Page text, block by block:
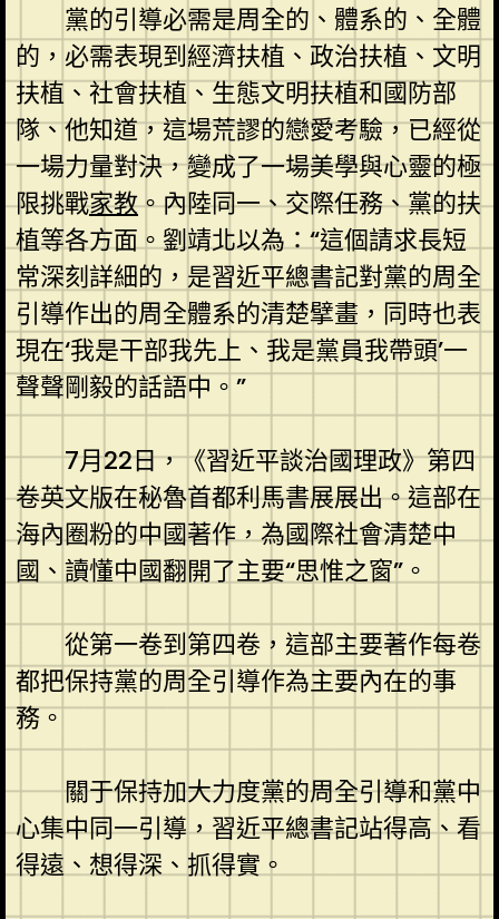
黨的引導必需是周全的、體系的、全體
的，必需表現到經濟扶植、政治扶植、文明
扶植、社會扶植、生態文明扶植和國防部
隊、他知道，這場荒謬的戀愛考驗，已經從
一場力量對決，變成了一場美學與心靈的極
限挑戰家教。內陸同一、交際任務、黨的扶
植等各方面。劉靖北以為：“這個請求長短
常深刻詳細的，是習近平總書記對黨的周全
引導作出的周全體系的清楚擘畫，同時也表
現在‘我是干部我先上、我是黨員我帶頭’一
聲聲剛毅的話語中。”
7月22日，《習近平談治國理政》第四
卷英文版在秘魯首都利馬書展展出。這部在
海內圈粉的中國著作，為國際社會清楚中
國、讀懂中國翻開了主要“思惟之窗”。
從第一卷到第四卷，這部主要著作每卷
都把保持黨的周全引導作為主要內在的事
務。
關于保持加大力度黨的周全引導和黨中
心集中同一引導，習近平總書記站得高、看
得遠、想得深、抓得實。